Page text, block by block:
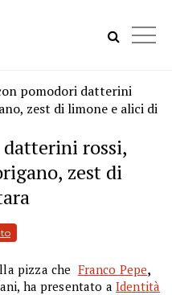
pomodori datterini
zest di limone e alici di
datterini rossi,
zest di
pizza che Franco Pepe,
ha presentato a Identità